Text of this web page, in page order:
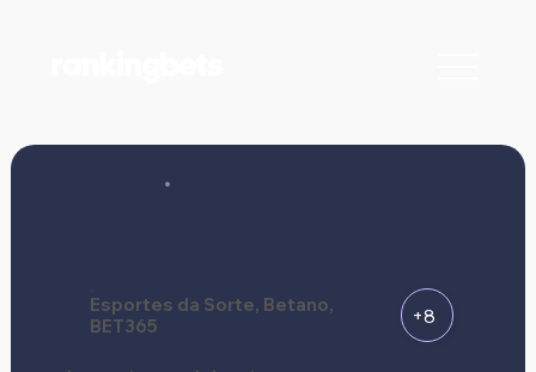
Esportes da Sorte, Betano,
BET365
+8